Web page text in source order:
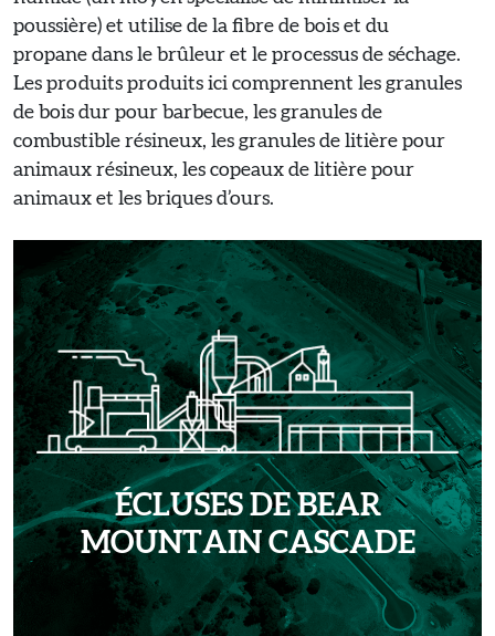
poussière) et utilise de la fibre de bois et du
propane dans le brûleur et le processus de séchage.
Les produits produits ici comprennent les granules
de bois dur pour barbecue, les granules de
combustible résineux, les granules de litière pour
animaux résineux, les copeaux de litière pour
animaux et les briques d’ours.
ÉCLUSES DE BEAR
MOUNTAIN CASCADE